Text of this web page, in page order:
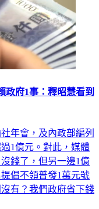
政府1事：釋昭慧看到
年會，及內政部編列
1億元。對此，媒體
錢了，但另一邊1億
倡不領普發1萬元號
有？我們政府省下錢